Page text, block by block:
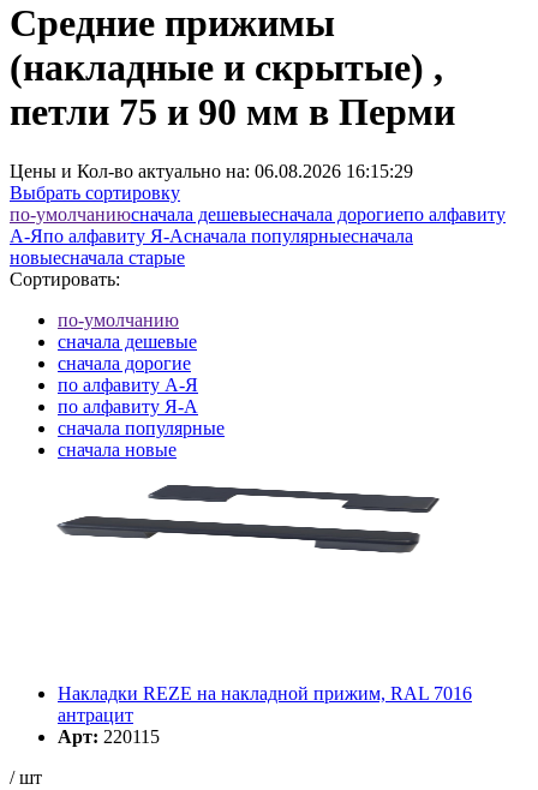
Средние прижимы
(накладные и скрытые) ,
петли 75 и 90 мм в Перми
Цены и Кол-во актуально на: 06.08.2026 16:15:29
Выбрать сортировку
по-умолчаниюcначала дешевыеcначала дорогиепо алфавиту
А-Япо алфавиту Я-Аcначала популярныеcначала
новыеcначала старые
Сортировать:
по-умолчанию
cначала дешевые
cначала дорогие
по алфавиту А-Я
по алфавиту Я-А
cначала популярные
cначала новые
Элементов на страницу
Накладки REZE на накладной прижим, RAL 7016
антрацит
Арт: 220115
/ шт